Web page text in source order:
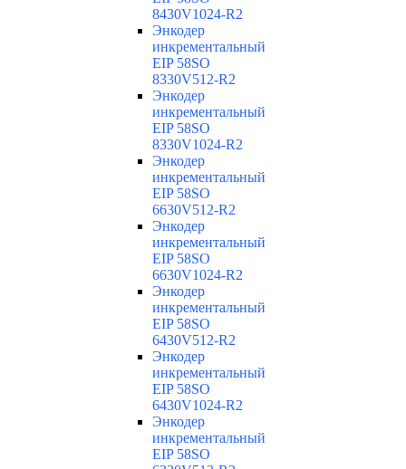
8430V1024-R2
Энкодер
инкрементальный
EIP 58SO
8330V512-R2
Энкодер
инкрементальный
EIP 58SO
8330V1024-R2
Энкодер
инкрементальный
EIP 58SO
6630V512-R2
Энкодер
инкрементальный
EIP 58SO
6630V1024-R2
Энкодер
инкрементальный
EIP 58SO
6430V512-R2
Энкодер
инкрементальный
EIP 58SO
6430V1024-R2
Энкодер
инкрементальный
EIP 58SO